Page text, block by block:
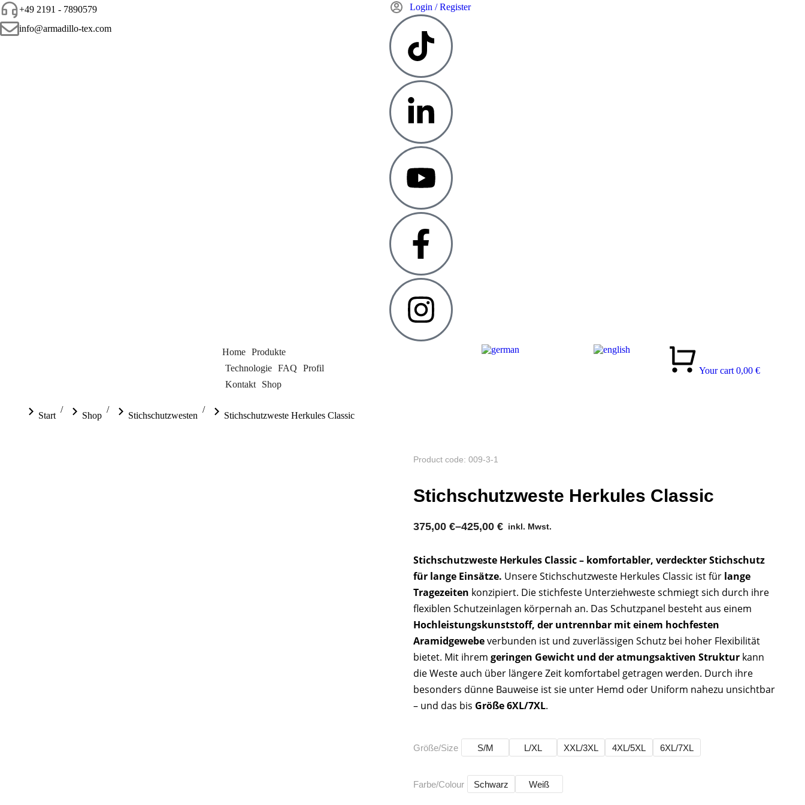
+49 2191 - 7890579
info@armadillo-tex.com
Login / Register
Home
Produkte
Technologie
FAQ
Profil
Kontakt
Shop
Your cart0,00€
Sie befinden sich hier:
Start Shop Stichschutzwesten Stichschutzweste Herkules Classic
Product code: 009-3-1
Stichschutzweste Herkules Classic
375,00 €–425,00 € inkl. Mwst.
Stichschutzweste Herkules Classic – komfortabler, verdeckter Stichschutz
für lange Einsätze. Unsere Stichschutzweste Herkules Classic ist für lange
Tragezeiten konzipiert. Die stichfeste Unterziehweste schmiegt sich durch ihre
flexiblen Schutzeinlagen körpernah an. Das Schutzpanel besteht aus einem
Hochleistungskunststoff, der untrennbar mit einem hochfesten
Aramidgewebeverbunden ist und zuverlässigen Schutz bei hoher Flexibilität
bietet. Mit ihrem geringen Gewicht und der atmungsaktiven Struktur kann
die Weste auch über längere Zeit komfortabel getragen werden. Durch ihre
besonders dünne Bauweise ist sie unter Hemd oder Uniform nahezu unsichtbar
– und das bis Größe 6XL/7XL.
Größe/Size S/M L/XL XXL/3XL 4XL/5XL 6XL/7XL
Farbe/Colour Schwarz Weiß